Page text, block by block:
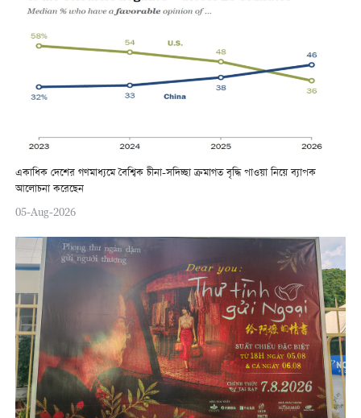
একাধিক দেশের গণমাধ্যমে বৈশ্বিক চীনা-সদিচ্ছা ক্রমাগত বৃদ্ধি পাওয়া নিয়ে ব্যাপক
আলোচনা করেছেন
05-Aug-2026